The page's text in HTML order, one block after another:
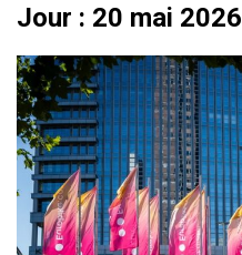
Jour : 20 mai 2026